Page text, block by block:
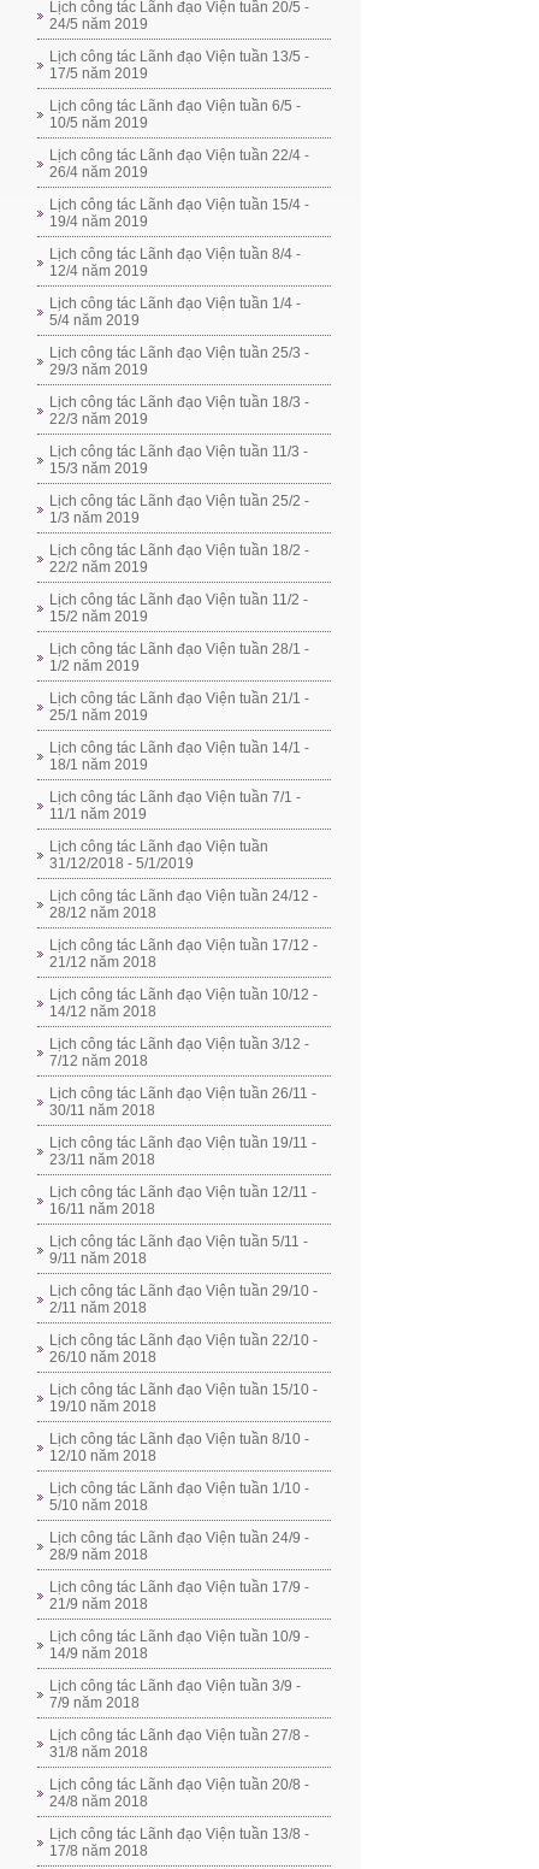
Lịch công tác Lãnh đạo Viện tuần 20/5 -
24/5 năm 2019
Lịch công tác Lãnh đạo Viện tuần 13/5 -
17/5 năm 2019
Lịch công tác Lãnh đạo Viện tuần 6/5 -
10/5 năm 2019
Lịch công tác Lãnh đạo Viện tuần 22/4 -
26/4 năm 2019
Lịch công tác Lãnh đạo Viện tuần 15/4 -
19/4 năm 2019
Lịch công tác Lãnh đạo Viện tuần 8/4 -
12/4 năm 2019
Lịch công tác Lãnh đạo Viện tuần 1/4 -
5/4 năm 2019
Lịch công tác Lãnh đạo Viện tuần 25/3 -
29/3 năm 2019
Lịch công tác Lãnh đạo Viện tuần 18/3 -
22/3 năm 2019
Lịch công tác Lãnh đạo Viện tuần 11/3 -
15/3 năm 2019
Lịch công tác Lãnh đạo Viện tuần 25/2 -
1/3 năm 2019
Lịch công tác Lãnh đạo Viện tuần 18/2 -
22/2 năm 2019
Lịch công tác Lãnh đạo Viện tuần 11/2 -
15/2 năm 2019
Lịch công tác Lãnh đạo Viện tuần 28/1 -
1/2 năm 2019
Lịch công tác Lãnh đạo Viện tuần 21/1 -
25/1 năm 2019
Lịch công tác Lãnh đạo Viện tuần 14/1 -
18/1 năm 2019
Lịch công tác Lãnh đạo Viện tuần 7/1 -
11/1 năm 2019
Lịch công tác Lãnh đạo Viện tuần
31/12/2018 - 5/1/2019
Lịch công tác Lãnh đạo Viện tuần 24/12 -
28/12 năm 2018
Lịch công tác Lãnh đạo Viện tuần 17/12 -
21/12 năm 2018
Lịch công tác Lãnh đạo Viện tuần 10/12 -
14/12 năm 2018
Lịch công tác Lãnh đạo Viện tuần 3/12 -
7/12 năm 2018
Lịch công tác Lãnh đạo Viện tuần 26/11 -
30/11 năm 2018
Lịch công tác Lãnh đạo Viện tuần 19/11 -
23/11 năm 2018
Lịch công tác Lãnh đạo Viện tuần 12/11 -
16/11 năm 2018
Lịch công tác Lãnh đạo Viện tuần 5/11 -
9/11 năm 2018
Lịch công tác Lãnh đạo Viện tuần 29/10 -
2/11 năm 2018
Lịch công tác Lãnh đạo Viện tuần 22/10 -
26/10 năm 2018
Lịch công tác Lãnh đạo Viện tuần 15/10 -
19/10 năm 2018
Lịch công tác Lãnh đạo Viện tuần 8/10 -
12/10 năm 2018
Lịch công tác Lãnh đạo Viện tuần 1/10 -
5/10 năm 2018
Lịch công tác Lãnh đạo Viện tuần 24/9 -
28/9 năm 2018
Lịch công tác Lãnh đạo Viện tuần 17/9 -
21/9 năm 2018
Lịch công tác Lãnh đạo Viện tuần 10/9 -
14/9 năm 2018
Lịch công tác Lãnh đạo Viện tuần 3/9 -
7/9 năm 2018
Lịch công tác Lãnh đạo Viện tuần 27/8 -
31/8 năm 2018
Lịch công tác Lãnh đạo Viện tuần 20/8 -
24/8 năm 2018
Lịch công tác Lãnh đạo Viện tuần 13/8 -
17/8 năm 2018